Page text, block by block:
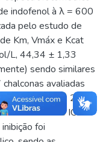
indofenol à λ = 600
pelo estudo de
Km, Vmáx e Kcat
L, 44,34 ± 1,33
sendo similares
avaliadas
(1a, 1c, 1g, 1h, 2a,
variando entre IC50
foi